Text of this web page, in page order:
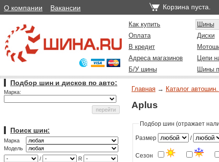
О компании Вакансии Корзина пуста.
Как купить
Шины
Оплата
Диски
В кредит
Адреса магазинов
Цепи
Б/У шины
Шины
Подбор шин и дисков по авто:
Марка:
Поиск шин:
Марка
Модель
/
R
Главная → Каталог
Aplus
Подбор шин (отражает
Размер /
Сезон